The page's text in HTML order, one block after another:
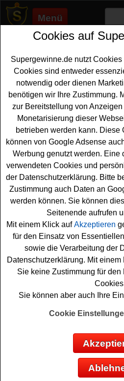
Menü
Supergewinne.de>Gewinnspiele>
Anzeige:
Anzeige:
Reise Gewinnspiel
Düsseldorf - Flug
Wer gern einen tollenFlug
dem kostenlosen Düsseldorf
teilnehmen. Verlost werden
Uniqon von Düsseldorf nach
zurück - und Sie können
an demReise Gewinnspieldes
teilnehmen möchten, müssen
Quiz absolvieren und das
sind Sie gratis mit am Start und
einen Flug gewinnen.
bald zu einem tollenUrlaub
die Daumen schon fest
Düsseldorf Airport
mit Air Uniqon
Anzeige:
Cookies auf
Supergewinne.de nutzt
Cookies sind entweder
notwendig oder dienen
benötigen wir Ihre Zustimmung.
zur Bereitstellung von
Monetarisierung dieser
betrieben werden kann. Diese
können von Google Adsense
Werbung genutzt werden. Eine
verwendeten Cookies und
der Datenschutzerklärung. Bitte
Zustimmung auch Daten an
werden können. Sie können
Seitenende aufrufen
Mit einem Klick aufAkzeptieren
für den Einsatz von
sowie die Verarbeitung der
Datenschutzerklärung. Mit einem
Sie keine Zustimmung für
Sie können aber auch Ihre
Cookie